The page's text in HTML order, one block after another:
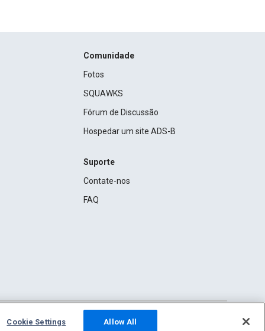
Comunidade
Fotos
SQUAWKS
Fórum de Discussão
Hospedar um site ADS-B
Suporte
Contate-nos
FAQ
Cookie Settings Allow All